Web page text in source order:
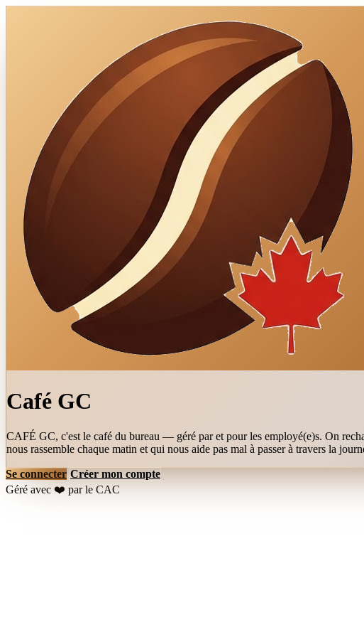
Café GC
CAFÉ GC, c'est le café du bureau — géré par et pour les employé(e)s. On
nous rassemble chaque matin et qui nous aide pas mal à passer à travers la
Se connecter Créer mon compte
Géré avec ❤️ par le CAC